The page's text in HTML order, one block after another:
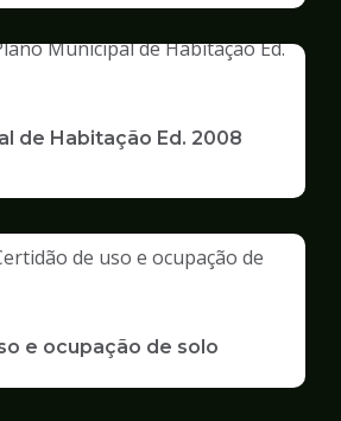
Desenvolvimento
Urbano
de Habitação Ed. 2008
e ocupação de solo